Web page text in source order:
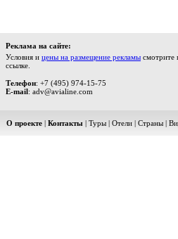
Реклама на сайте:
Условия и цены на размещение рекламы смотрите
ссылке.
Телефон: +7 (495) 974-15-75
E-mail: adv@avialine.com
О проекте | Контакты | Туры | Отели | Страны |